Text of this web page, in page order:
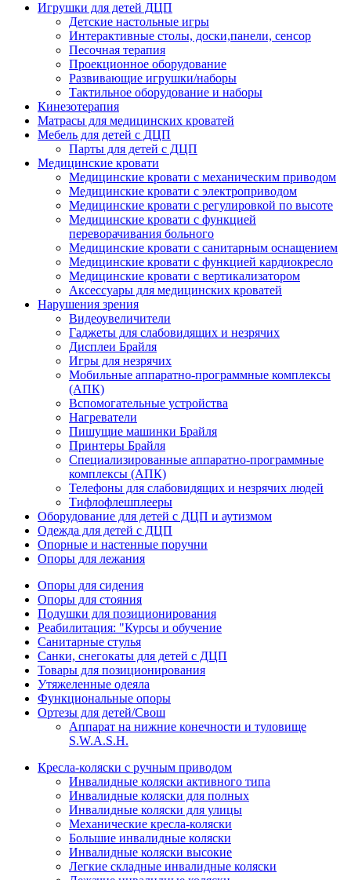
Игрушки для детей ДЦП
Детские настольные игры
Интерактивные столы, доски,панели, сенсор
Песочная терапия
Проекционное оборудование
Развивающие игрушки/наборы
Тактильное оборудование и наборы
Кинезотерапия
Матрасы для медицинских кроватей
Мебель для детей с ДЦП
Парты для детей с ДЦП
Медицинские кровати
Медицинские кровати с механическим приводом
Медицинские кровати с электроприводом
Медицинские кровати с регулировкой по высоте
Медицинские кровати с функцией
переворачивания больного
Медицинские кровати с санитарным оснащением
Медицинские кровати с функцией кардиокресло
Медицинские кровати с вертикализатором
Аксессуары для медицинских кроватей
Нарушения зрения
Видеоувеличители
Гаджеты для слабовидящих и незрячих
Дисплеи Брайля
Игры для незрячих
Мобильные аппаратно-программные комплексы
(АПК)
Вспомогательные устройства
Нагреватели
Пишущие машинки Брайля
Принтеры Брайля
Специализированные аппаратно-программные
комплексы (АПК)
Телефоны для слабовидящих и незрячих людей
Тифлофлешплееры
Оборудование для детей с ДЦП и аутизмом
Одежда для детей с ДЦП
Опорные и настенные поручни
Опоры для лежания
Опоры для сидения
Опоры для стояния
Подушки для позиционирования
Реабилитация: "Курсы и обучение
Санитарные стулья
Санки, снегокаты для детей с ДЦП
Товары для позиционирования
Утяжеленные одеяла
Функциональные опоры
Ортезы для детей/Свош
Аппарат на нижние конечности и туловище
S.W.A.S.H.
Кресла-коляски с ручным приводом
Инвалидные коляски активного типа
Инвалидные коляски для полных
Инвалидные коляски для улицы
Механические кресла-коляски
Большие инвалидные коляски
Инвалидные коляски высокие
Легкие складные инвалидные коляски